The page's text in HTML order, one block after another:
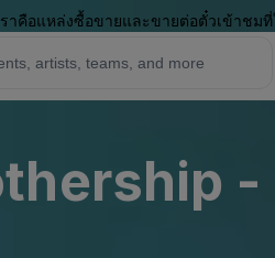
ราคือแหล่งซื้อขายและขายต่อตั๋วเข้าชม
-